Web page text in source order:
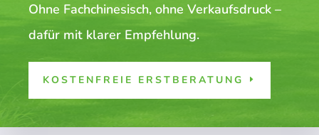
Ohne Fachchinesisch, ohne Verkaufsdruck –
dafür mit klarer Empfehlung.
KOSTENFREIE ERSTBERATUNG